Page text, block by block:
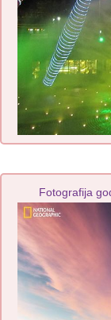
Fotografija